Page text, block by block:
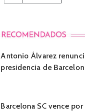
Antonio Álvarez
presidencia de
Barcelona SC vence